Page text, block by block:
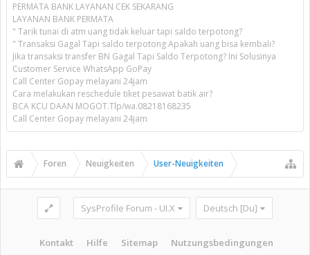
PERMATA BANK LAYANAN CEK SEKARANG
LAYANAN BANK PERMATA
" Tarik tunai di atm uang tidak keluar tapi saldo terpotong?
" Transaksi Gagal Tapi saldo terpotong Apakah uang bisa kembali?
Jika transaksi transfer BN Gagal Tapi Saldo Terpotong? Ini Solusinya
Customer Service WhatsApp GoPay
Call Center Gopay melayani 24jam
Cara melakukan reschedule tiket pesawat batik air?
BCA KCU DAAN MOGOT.Tlp/wa.08218168235
Call Center Gopay melayani 24jam
Foren Neuigkeiten User-Neuigkeiten
SysProfile Forum - UI.X Deutsch [Du]
Kontakt Hilfe Sitemap Nutzungsbedingungen